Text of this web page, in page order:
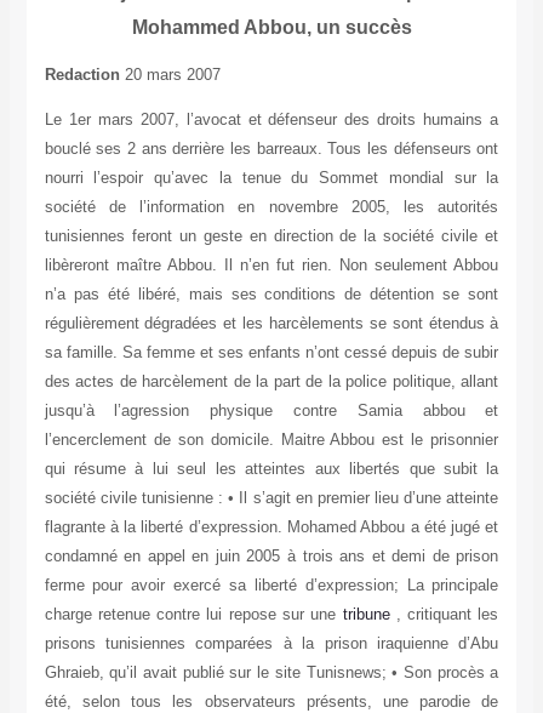
Mohammed Abbou, un succès
Redaction 20 mars 2007
Le 1er mars 2007, l’avocat et défenseur des droits humains a
bouclé ses 2 ans derrière les barreaux. Tous les défenseurs ont
nourri l’espoir qu’avec la tenue du Sommet mondial sur la
société de l’information en novembre 2005, les autorités
tunisiennes feront un geste en direction de la société civile et
libèreront maître Abbou. Il n’en fut rien. Non seulement Abbou
n’a pas été libéré, mais ses conditions de détention se sont
régulièrement dégradées et les harcèlements se sont étendus à
sa famille. Sa femme et ses enfants n’ont cessé depuis de subir
des actes de harcèlement de la part de la police politique, allant
jusqu’à l’agression physique contre Samia abbou et
l’encerclement de son domicile. Maitre Abbou est le prisonnier
qui résume à lui seul les atteintes aux libertés que subit la
société civile tunisienne : • Il s’agit en premier lieu d’une atteinte
flagrante à la liberté d’expression. Mohamed Abbou a été jugé et
condamné en appel en juin 2005 à trois ans et demi de prison
ferme pour avoir exercé sa liberté d’expression; La principale
charge retenue contre lui repose sur une tribune, critiquant les
prisons tunisiennes comparées à la prison iraquienne d’Abu
Ghraieb, qu’il avait publié sur le site Tunisnews; • Son procès a
été, selon tous les observateurs présents, une parodie de